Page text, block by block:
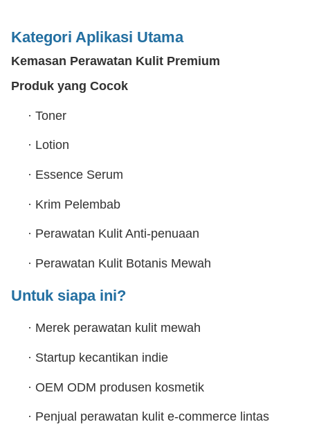
Kategori Aplikasi Utama
Kemasan Perawatan Kulit Premium
Produk yang Cocok
· Toner
· Lotion
· Essence Serum
· Krim Pelembab
· Perawatan Kulit Anti-penuaan
· Perawatan Kulit Botanis Mewah
Untuk siapa ini?
· Merek perawatan kulit mewah
· Startup kecantikan indie
· OEM ODM produsen kosmetik
· Penjual perawatan kulit e-commerce lintas